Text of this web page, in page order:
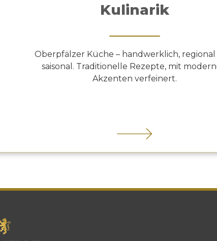
Kulinarik
Oberpfälzer Küche – handwerklich,
saisonal. Traditionelle Rezepte, mit
Akzenten verfeinert.